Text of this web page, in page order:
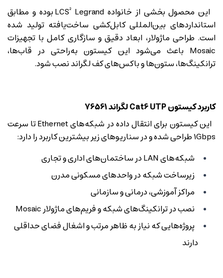
این محصول بخشی از خانواده LCS² Legrand بوده و مطابق
استانداردهای بین‌المللی کابل‌کشی ساخت‌یافته تولید شده
است. طراحی ماژولار، ابعاد دقیق و سازگاری کامل با تجهیزات
Mosaic باعث می‌شود این کیستون به‌راحتی در قاب‌ها،
ترانکینگ‌ها، ستون‌ها و باکس‌های کف لگراند نصب شود.
کاربرد کیستون Cat6 UTP لگراند 76561
این کیستون برای انتقال داده در شبکه‌های Ethernet تا سرعت
1Gbps طراحی شده و در سناریوهای زیر بیشترین کاربرد را دارد:
شبکه‌های LAN در ساختمان‌های اداری و تجاری
زیرساخت شبکه در واحدهای مسکونی مدرن
مراکز آموزشی، درمانی و سازمانی
نصب در ترانکینگ‌های شبکه و فریم‌های ماژولار Mosaic
پروژه‌هایی که نیاز به ظاهر مرتب و اشغال فضای حداقلی
دارند